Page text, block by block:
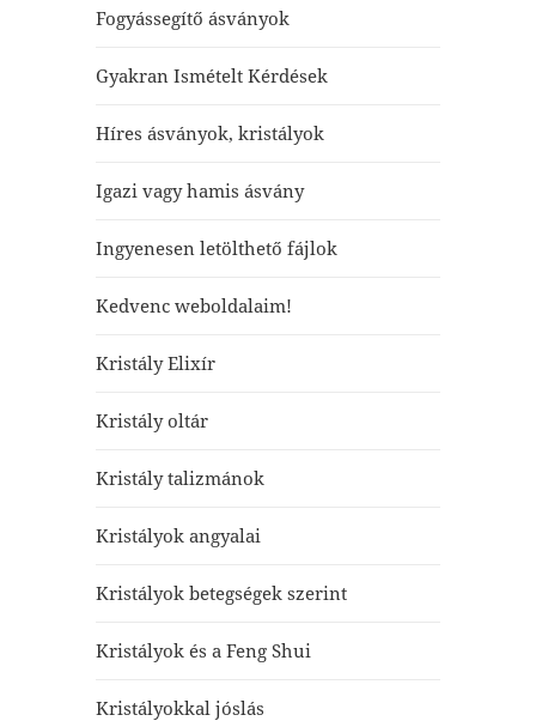
Fogyássegítő ásványok
Gyakran Ismételt Kérdések
Híres ásványok, kristályok
Igazi vagy hamis ásvány
Ingyenesen letölthető fájlok
Kedvenc weboldalaim!
Kristály Elixír
Kristály oltár
Kristály talizmánok
Kristályok angyalai
Kristályok betegségek szerint
Kristályok és a Feng Shui
Kristályokkal jóslás